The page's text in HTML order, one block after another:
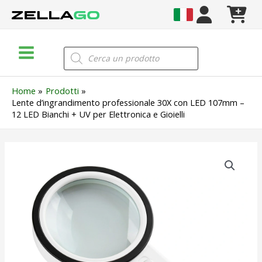
Menu
Products
search
Home
Prodotti
Lente d’ingrandimento professionale 30X con LED 107mm –
12 LED Bianchi + UV per Elettronica e Gioielli
d'ingrandimento
professionale
107mm